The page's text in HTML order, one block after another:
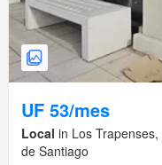
UF 53/mes
Local in Los
de Santiago